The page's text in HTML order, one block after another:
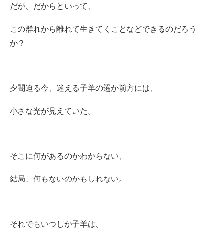
だが、だからといって、
この群れから離れて生きてくことなどできるのだろう
か？
夕闇迫る今、迷える子羊の遥か前方には、
小さな光が見えていた。
そこに何があるのかわからない、
結局、何もないのかもしれない。
それでもいつしか子羊は、